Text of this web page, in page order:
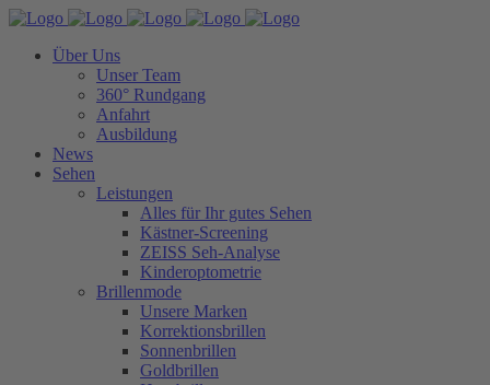
Über Uns
Unser Team
360° Rundgang
Anfahrt
Ausbildung
News
Sehen
Leistungen
Alles für Ihr gutes Sehen
Kästner-Screening
ZEISS Seh-Analyse
Kinderoptometrie
Brillenmode
Unsere Marken
Korrektionsbrillen
Sonnenbrillen
Goldbrillen